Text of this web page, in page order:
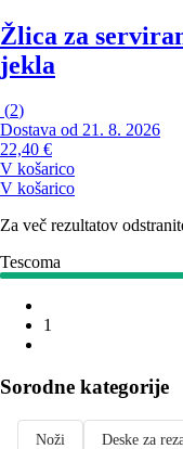
Žlica za
jekla
(2)
Dostava od 21. 8. 2026
22,40 €
V košarico
V košarico
Za več rezultatov
Tescoma
1
Sorodne kategorije
Noži Deske za